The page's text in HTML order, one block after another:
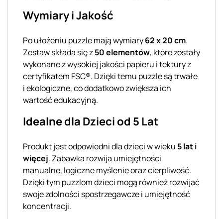
Wymiary i Jakość
Po ułożeniu puzzle mają wymiary62 x 20 cm.
Zestaw składa się z50 elementów, które zostały
wykonane z wysokiej jakości papieru i tektury z
certyfikatem FSC®. Dzięki temu puzzle są trwałe
i ekologiczne, co dodatkowo zwiększa ich
wartość edukacyjną.
Idealne dla Dzieci od 5 Lat
Produkt jest odpowiedni dla dzieci w wieku 5 lat i
więcej. Zabawka rozwija umiejętności
manualne, logiczne myślenie oraz cierpliwość.
Dzięki tym puzzlom dzieci mogą również rozwijać
swoje zdolności spostrzegawcze i umiejętność
koncentracji.